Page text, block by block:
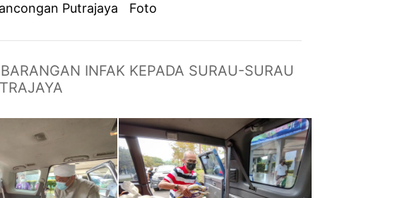
Putrajaya Foto
INFAK KEPADA SURAU-SURAU